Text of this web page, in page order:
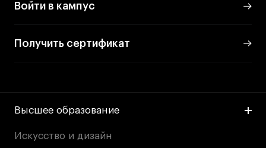
Войти в кампус
Получить сертификат
Высшее образование
Искусство и дизайн